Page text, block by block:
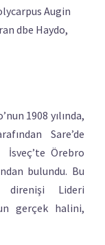
Augin
dbe Haydo,
1908 yılında,
Sare’de
Örebro
bulundu. Bu
direnişi Lideri
gerçek halini,